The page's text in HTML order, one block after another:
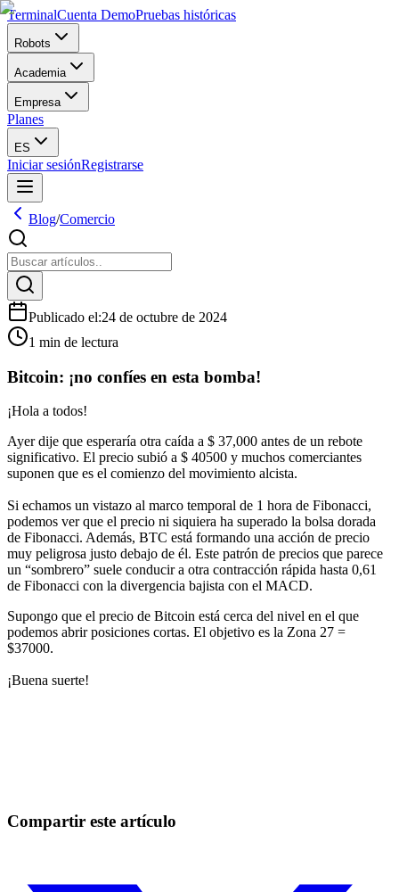
TerminalCuenta DemoPruebas históricas
Robots
Academia
Empresa
Planes
ES
Iniciar sesiónRegistrarse
Blog/Comercio
Publicado el:24 de octubre de 2024
1 min de lectura
Bitcoin: ¡no confíes en esta bomba!
¡Hola a todos!
Ayer dije que esperaría otra caída a $ 37,000 antes de un rebote
significativo. El precio subió a $ 40500 y muchos comerciantes
suponen que es el comienzo del movimiento alcista.
Si echamos un vistazo al marco temporal de 1 hora de Fibonacci,
podemos ver que el precio ni siquiera ha superado la bolsa dorada
de Fibonacci. Además, BTC está formando una acción de precio
muy peligrosa justo debajo de él. Este patrón de precios que parece
un “sombrero” suele conducir a otra contracción rápida hasta 0,61
de Fibonacci con la divergencia bajista con el MACD.
Supongo que el precio de Bitcoin está cerca del nivel en el que
podemos abrir posiciones cortas. El objetivo es la Zona 27 =
$37000.
¡Buena suerte!
Compartir este artículo